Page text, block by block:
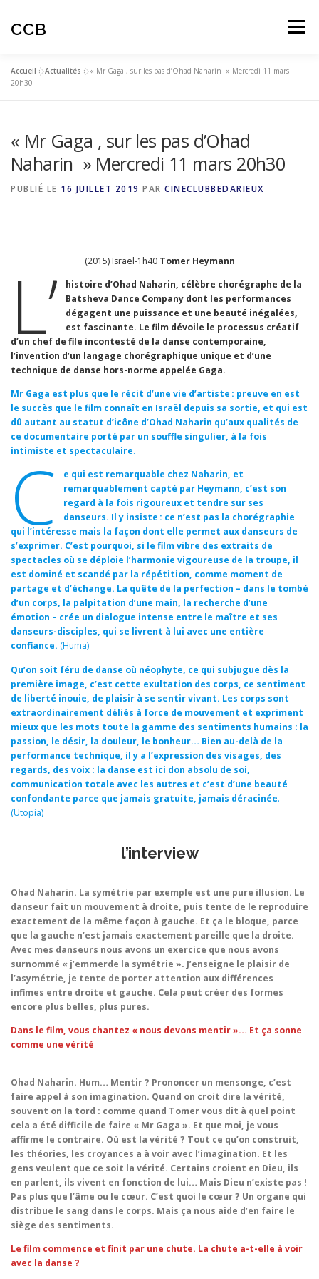
contenu
CCB Menu
ACTUALITES
ARTICLES AVIS SPECTATEURS
EDUCATION À L’IMAGE
Accueil »Actualités »« Mr Gaga , sur les pas d’Ohad Naharin » Mercredi 11 mars
20h30
« Mr Gaga , sur les pas d’Ohad
Naharin » Mercredi 11 mars 20h30
PUBLIÉ LE 16 JUILLET 2019 PAR CINECLUBBEDARIEUX
(2015) Israël-1h40 Tomer Heymann
L’
histoire d’Ohad Naharin, célèbre chorégraphe de la
Batsheva Dance Company dont les performances
dégagent une puissance et une beauté inégalées,
est fascinante. Le film dévoile le processus créatif
d’un chef de file incontesté de la danse contemporaine,
l’invention d’un langage chorégraphique unique et d’une
technique de danse hors-norme appelée Gaga.
Mr Gaga est plus que le récit d’une vie d’artiste : preuve en est
le succès que le film connaît en Israël depuis sa sortie, et qui est
dû autant au statut d’icône d’Ohad Naharin qu’aux qualités de
ce documentaire porté par un souffle singulier, à la fois
intimiste et spectaculaire.
C
e qui est remarquable chez Naharin, et
remarquablement capté par Heymann, c’est son
regard à la fois rigoureux et tendre sur ses
danseurs. Il y insiste : ce n’est pas la chorégraphie
qui l’intéresse mais la façon dont elle permet aux danseurs de
s’exprimer. C’est pourquoi, si le film vibre des extraits de
spectacles où se déploie l’harmonie vigoureuse de la troupe, il
est dominé et scandé par la répétition, comme moment de
partage et d’échange. La quête de la perfection – dans le tombé
d’un corps, la palpitation d’une main, la recherche d’une
émotion – crée un dialogue intense entre le maître et ses
danseurs-disciples, qui se livrent à lui avec une entière
confiance. (Huma)
Qu’on soit féru de danse où néophyte, ce qui subjugue dès la
première image, c’est cette exultation des corps, ce sentiment
de liberté inouie, de plaisir à se sentir vivant. Les corps sont
extraordinairement déliés à force de mouvement et expriment
mieux que les mots toute la gamme des sentiments humains : la
passion, le désir, la douleur, le bonheur… Bien au-delà de la
performance technique, il y a l’expression des visages, des
regards, des voix : la danse est ici don absolu de soi,
communication totale avec les autres et c’est d’une beauté
confondante parce que jamais gratuite, jamais déracinée.
(Utopia)
l’interview
Ohad Naharin. La symétrie par exemple est une pure illusion. Le
danseur fait un mouvement à droite, puis tente de le reproduire
exactement de la même façon à gauche. Et ça le bloque, parce
que la gauche n’est jamais exactement pareille que la droite.
Avec mes danseurs nous avons un exercice que nous avons
surnommé « j’emmerde la symétrie ». J’enseigne le plaisir de
l’asymétrie, je tente de porter attention aux différences
infimes entre droite et gauche. Cela peut créer des formes
encore plus belles, plus pures.
Dans le film, vous chantez « nous devons mentir »… Et ça sonne
comme une vérité
Ohad Naharin. Hum… Mentir ? Prononcer un mensonge, c’est
faire appel à son imagination. Quand on croit dire la vérité,
souvent on la tord : comme quand Tomer vous dit à quel point
cela a été difficile de faire « Mr Gaga ». Et que moi, je vous
affirme le contraire. Où est la vérité ? Tout ce qu’on construit,
les théories, les croyances a à voir avec l’imagination. Et les
gens veulent que ce soit la vérité. Certains croient en Dieu, ils
en parlent, ils vivent en fonction de lui… Mais Dieu n’existe pas !
Pas plus que l’âme ou le cœur. C’est quoi le cœur ? Un organe qui
distribue le sang dans le corps. Mais ça nous aide d’en faire le
siège des sentiments.
Le film commence et finit par une chute. La chute a-t-elle à voir
avec la danse ?